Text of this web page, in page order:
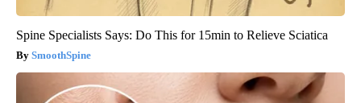
Spine Specialists Says: Do This for 15min to Relieve Sciatica
SmoothSpine